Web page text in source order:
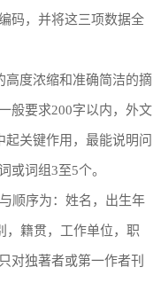
码，并将这三项数据全
度浓缩和准确简洁的摘
般要求200字以内，外文
关键作用，最能说明问
或词组3至5个。
顺序为：姓名，出生年
，籍贯，工作单位，职
对独著者或第一作者刊